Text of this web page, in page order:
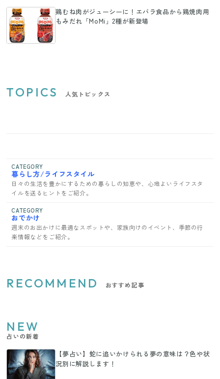
鶏むね肉がジューシーに！エバラ食品から鶏焼肉用
もみだれ「MoMi」2種が新登場
TOPICS 人気トピックス
CATEGORY
暮らし方/ライフスタイル
日々の生活を豊かにするための暮らしの知恵や、心地よいライフスタ
イルを送るヒントをご紹介。
CATEGORY
おでかけ
週末のお出かけに最適なスポットや、家族向けのイベント、季節の行
楽情報などをご紹介。
RECOMMEND おすすめ記事
NEW
占いの新着
【夢占い】蛇に追いかけられる夢の意味は？色や状
況別に解説します！